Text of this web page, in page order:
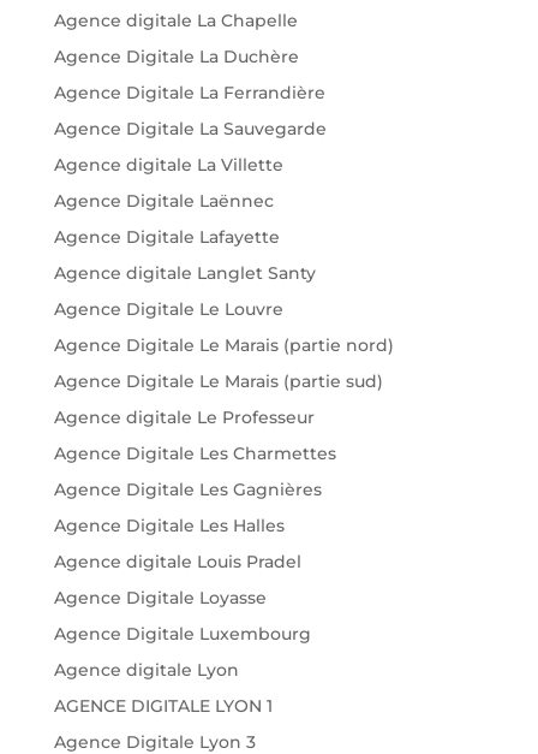
Agence digitale La Chapelle
Agence Digitale La Duchère
Agence Digitale La Ferrandière
Agence Digitale La Sauvegarde
Agence digitale La Villette
Agence Digitale Laënnec
Agence Digitale Lafayette
Agence digitale Langlet Santy
Agence Digitale Le Louvre
Agence Digitale Le Marais (partie nord)
Agence Digitale Le Marais (partie sud)
Agence digitale Le Professeur
Agence Digitale Les Charmettes
Agence Digitale Les Gagnières
Agence Digitale Les Halles
Agence digitale Louis Pradel
Agence Digitale Loyasse
Agence Digitale Luxembourg
Agence digitale Lyon
AGENCE DIGITALE LYON 1
Agence Digitale Lyon 3